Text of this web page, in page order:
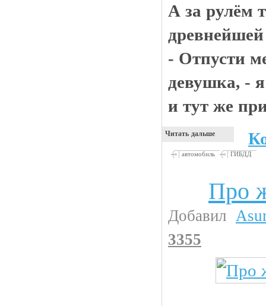
А за рулём
- Отпусти
девушка, -
и тут же
Читать дальше
автомобиль ГИБДД
Про
Добавил
3355